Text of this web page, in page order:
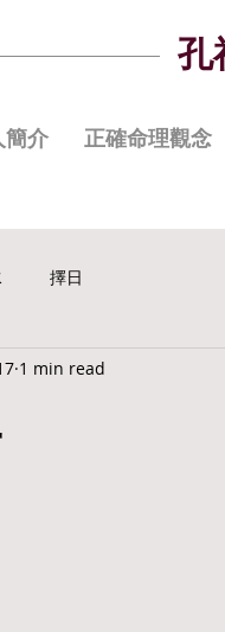
孔
簡介 正確命理觀念
擇日
1 min read